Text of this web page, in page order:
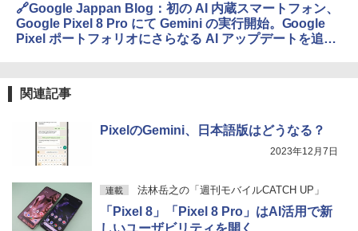
🔗Google Jappan Blog：初の AI 内蔵スマートフォン、
Google Pixel 8 Pro にて Gemini の実行開始。Google
Pixel ポートフォリオにさらなる AI アップデートを追加
関連記事
PixelのGemini、日本語版はどうなる？
2023年12月7日
連載 法林岳之の「週刊モバイルCATCH UP」
「Pixel 8」「Pixel 8 Pro」はAI活用で新
しいユーザビリティを開く